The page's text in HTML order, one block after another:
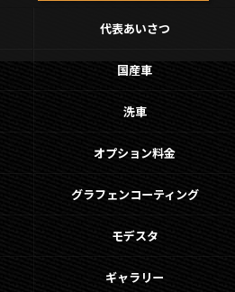
代表あいさつ
国産車
洗車
オプション料金
グラフェンコーティング
モデスタ
ギャラリー